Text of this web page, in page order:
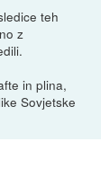
teh
z
in plina,
Sovjetske